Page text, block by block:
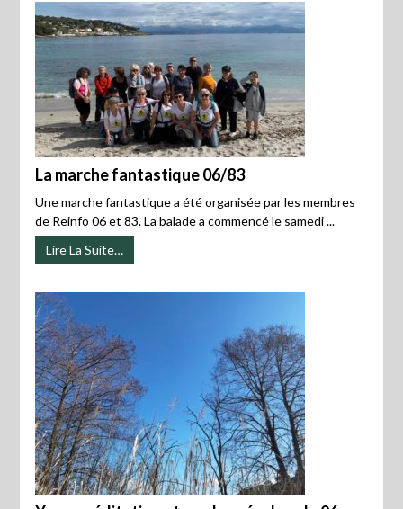
La marche fantastique 06/83
Une marche fantastique a été organisée par les membres
de Reinfo 06 et 83. La balade a commencé le samedi ...
Lire La Suite…